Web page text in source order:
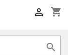
shopping_cart

